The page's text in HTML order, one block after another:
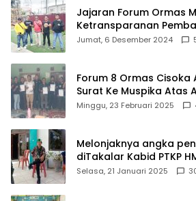
Jajaran Forum Ormas
Ketransparanan
Damkar Di Kecamatan
Jumat, 6 Desember 2024
Forum 8 Ormas Cisoka
Surat Ke Muspika Atas
Matel di Cisoka
Minggu, 23 Februari 2025
Melonjaknya angka
diTakalar Kabid PTKP
angkat bicara
Selasa, 21 Januari 2025